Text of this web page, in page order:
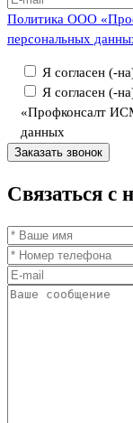
Политика ООО
персональных
Я согласен (-
Я согласен (-
«Профконсалт
данных
Связаться с